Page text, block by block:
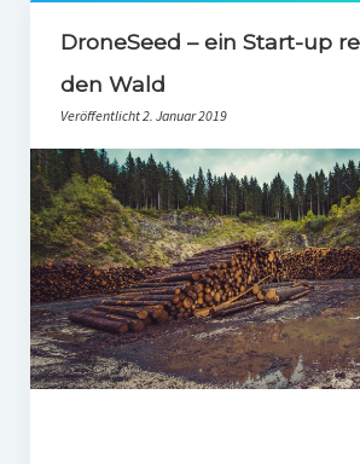
Social Media
PR-Theorie
PR-Ethik
PR-Literatur
PR-Studien
Gesellschaft & Medien
Infografik-Themengarten
Künstliche Intelligenz
DroneSeed – ein Start-up
den Wald
Veröffentlicht 2. Januar 2019